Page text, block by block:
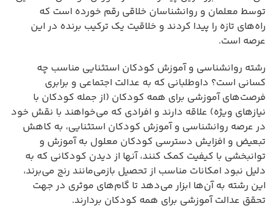
توسط معلمان و روانشناسان خلاقی رقم خورده است که
راه‌های تازه را پیدا کردند و خلاقیت یک ترکیب برنده در این
عرصه است.
رشته روانشناسی و آموزش کودکان استثنایی مناسب چه
کسانی است؟ داوطلبانی که به عدالت اجتماعی و برابری
فرصت‌های آموزشی برای همه کودکان (از جمله کودکان با
نیازهای ویژه) علاقه دارند و افرادی که می‌خواهند با نقش خود
در عرصه روانشناسی و آموزش کودکان استثنایی، به کاهش
تبعیض و افزایش دسترسی کودکان معلول به آموزش و
توانبخشی با کیفیت کمک کنند، آنها از دیدن کودکانی که به
دلیل نبود امکانات مناسب از تحصیل بازمی‌مانند رنج می‌برند،
این رشته به آن‌ها ابزار می‌دهد تا گام‌های موثری در جهت
تحقق عدالت آموزشی برای همه کودکان بردارند.